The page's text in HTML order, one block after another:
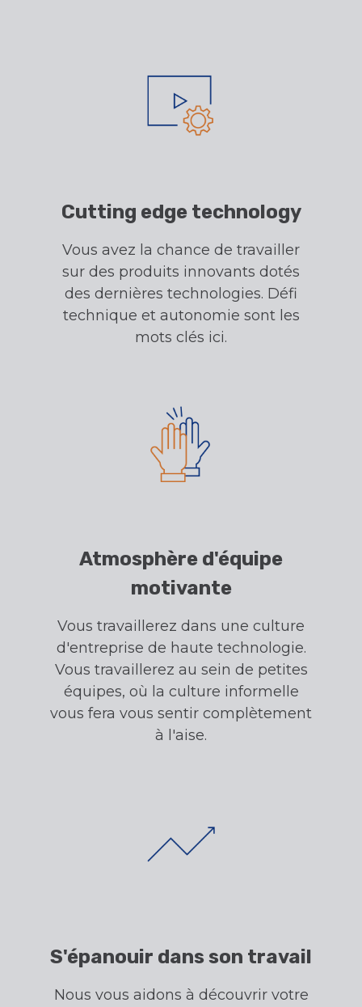
Cutting edge technology
Vous avez la chance de travailler
sur des produits innovants dotés
des dernières technologies. Défi
technique et autonomie sont les
mots clés ici.
Atmosphère d'équipe
motivante
Vous travaillerez dans une culture
d'entreprise de haute technologie.
Vous travaillerez au sein de petites
équipes, où la culture informelle
vous fera vous sentir complètement
à l'aise.
S'épanouir dans son travail
Nous vous aidons à découvrir votre